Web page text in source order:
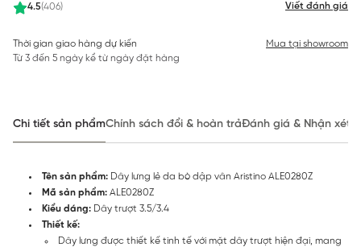
4.5(406) Viết đánh giá
Thời gian giao hàng dự kiến
Từ 3 đến 5 ngày kể từ ngày đặt hàng
Mua tại showroom
Chi tiết sản phẩmChính sách đổi & hoàn trảĐánh giá & Nhận xét
Tên sản phẩm: Dây lưng lẻ da bò dập vân Aristino ALE0280Z
Mã sản phẩm: ALE0280Z
Kiểu dáng: Dây trượt 3.5/3.4
Thiết kế:
Dây lưng được thiết kế tinh tế với mặt dây trượt hiện đại, mang